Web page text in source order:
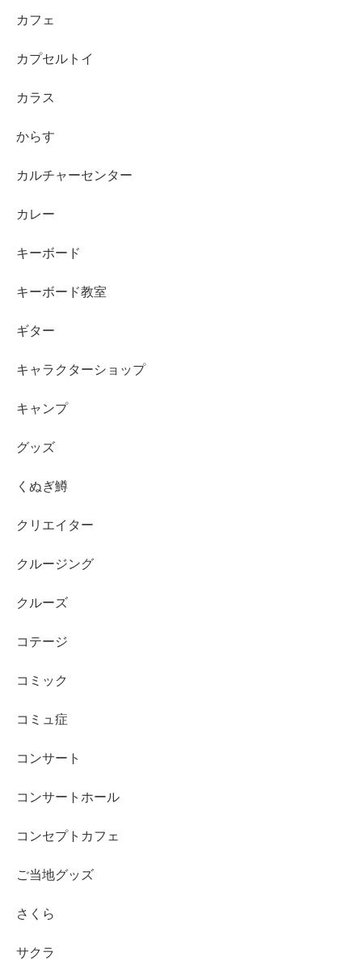
カフェ
カプセルトイ
カラス
からす
カルチャーセンター
カレー
キーボード
キーボード教室
ギター
キャラクターショップ
キャンプ
グッズ
くぬぎ鱒
クリエイター
クルージング
クルーズ
コテージ
コミック
コミュ症
コンサート
コンサートホール
コンセプトカフェ
ご当地グッズ
さくら
サクラ